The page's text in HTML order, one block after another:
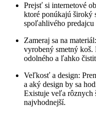
Prejsť si internetové
ktoré ponúkajú široký
spoľahlivého predajcu
Zameraj sa na
vyrobený smetný
odolného a ľahko
Veľkosť a design:
a aký design by sa
Existuje veľa rôznych
najvhodnejší.